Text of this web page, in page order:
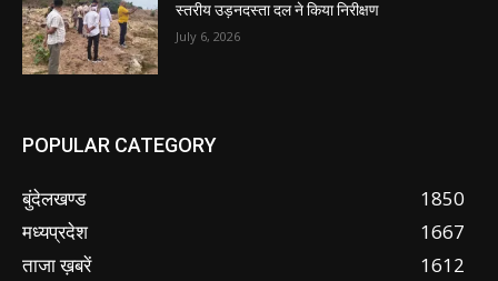
स्तरीय उड़नदस्ता दल ने किया निरीक्षण
July 6, 2026
POPULAR CATEGORY
बुंदेलखण्ड
1850
मध्यप्रदेश
1667
ताजा ख़बरें
1612